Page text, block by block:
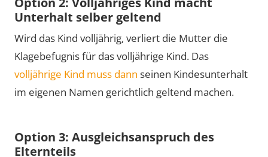
Unterhalt selber geltend
Wird das Kind volljährig, verliert die Mutter die
Klagebefugnis für das volljährige Kind. Das
volljährige Kind muss dann seinen Kindesunterhalt
im eigenen Namen gerichtlich geltend machen.
Option 3: Ausgleichsanspruch des
Elternteils